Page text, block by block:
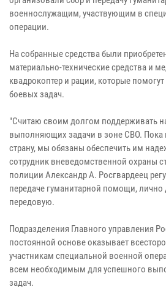
военнослужащим, участвующим в
операции.
На собранные средства были
материально-технические средства и
квадрокоптер и рации, которые
боевых задач.
"Считаю своим долгом поддерживать
выполняющих задачи в зоне СВО.
страну, мы обязаны обеспечить им
сотрудник вневедомственной охраны
полиции Александр А. Росгвардеец
передаче гуманитарной помощи, лично
передовую.
Подразделения Главного управления
постоянной основе оказывает
участникам специальной военной
всем необходимым для успешного
задач.